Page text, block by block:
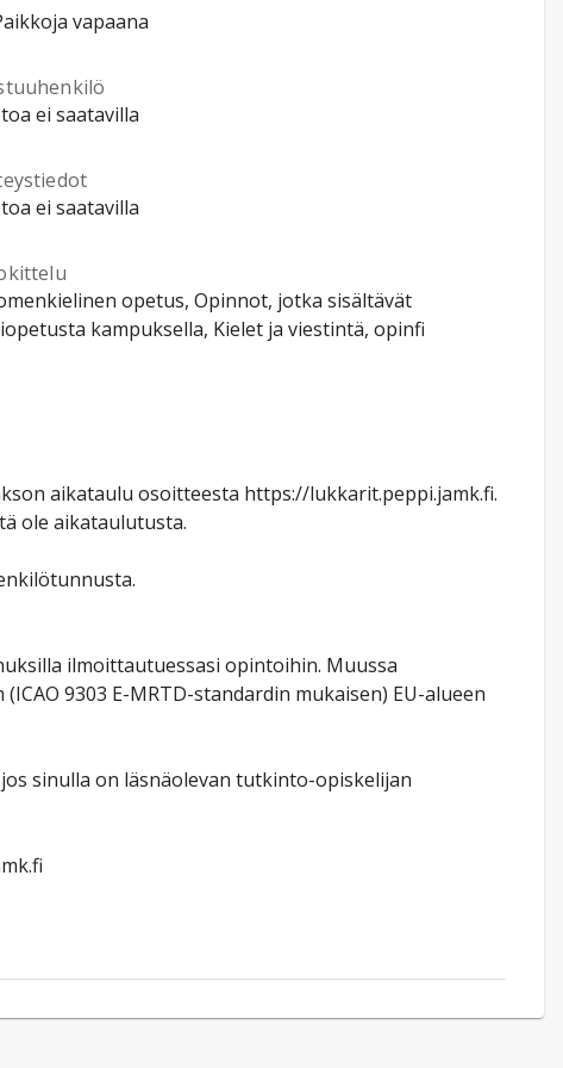
vapaana
ei saatavilla
ei saatavilla
opetus, Opinnot, jotka sisältävät
kampuksella, Kielet ja viestintä, opinfi
aikataulu osoitteesta https://lukkarit.peppi.jamk.fi.
ole aikataulutusta.
ilmoittautuessasi opintoihin. Muussa
9303 E-MRTD-standardin mukaisen) EU-alueen
sinulla on läsnäolevan tutkinto-opiskelijan